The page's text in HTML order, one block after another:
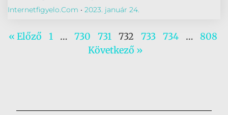
Internetfigyelo.com 2023. január 24.
« Előző 1 … 730 731 732 733 734 …
808
Következő »